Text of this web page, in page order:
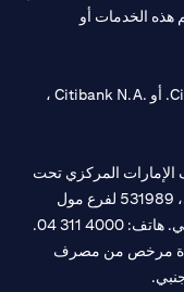
أو
سيتي بنك هي علامة خدمة لشركة Citigroup Inc. أو .Citibank N.A ،
المركزي تحت
أرقام التراخيص 202563 لفرع الوصل في دبي، 531989 لفرع مول
مرخص من مصرف